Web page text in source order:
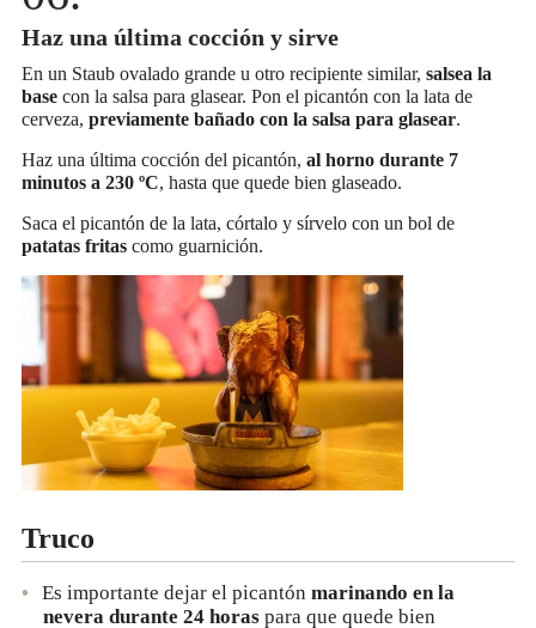
Haz una última cocción y sirve
En un Staub ovalado grande u otro recipiente similar, salsea la
base con la salsa para glasear. Pon el picantón con la lata de
cerveza, previamente bañado con la salsa para glasear.
Haz una última cocción del picantón, al horno durante 7
minutos a 230 ºC, hasta que quede bien glaseado.
Saca el picantón de la lata, córtalo y sírvelo con un bol de
patatas fritas como guarnición.
Truco
Es importante dejar el picantón marinando en la
nevera durante 24 horas para que quede bien